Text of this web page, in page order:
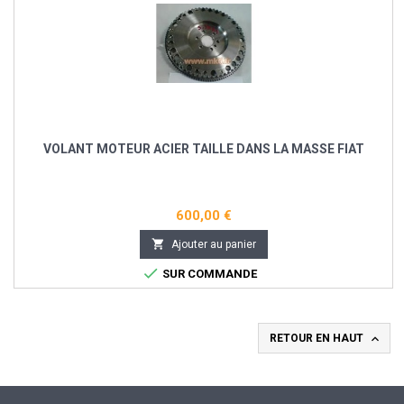
VOLANT MOTEUR ACIER TAILLE DANS LA MASSE FIAT
600,00 €
 Ajouter au panier
 SUR COMMANDE
RETOUR EN HAUT 